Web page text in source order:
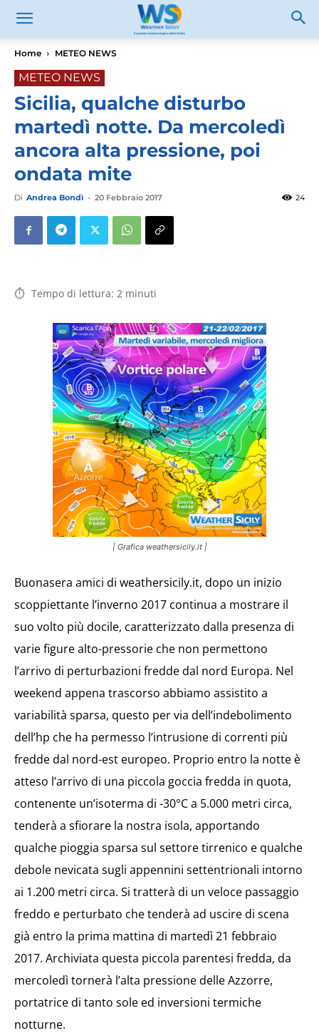
Home METEO NEWS
METEO NEWS
Sicilia, qualche disturbo
martedì notte. Da mercoledì
ancora alta pressione, poi
ondata mite
Di Andrea Bondì - 20 Febbraio 2017 24
Tempo di lettura: 2 minuti
| Grafica weathersicily.it |
Buonasera amici di weathersicily.it, dopo un inizio
scoppiettante l’inverno 2017 continua a mostrare il
suo volto più docile, caratterizzato dalla presenza di
varie figure alto-pressorie che non permettono
l’arrivo di perturbazioni fredde dal nord Europa. Nel
weekend appena trascorso abbiamo assistito a
variabilità sparsa, questo per via dell’indebolimento
dell’hp che ha permesso l’intrusione di correnti più
fredde dal nord-est europeo. Proprio entro la notte è
atteso l’arrivo di una piccola goccia fredda in quota,
contenente un’isoterma di -30°C a 5.000 metri circa,
tenderà a sfiorare la nostra isola, apportando
qualche pioggia sparsa sul settore tirrenico e qualche
debole nevicata sugli appennini settentrionali intorno
ai 1.200 metri circa. Si tratterà di un veloce passaggio
freddo e perturbato che tenderà ad uscire di scena
già entro la prima mattina di martedì 21 febbraio
2017. Archiviata questa piccola parentesi fredda, da
mercoledì tornerà l’alta pressione delle Azzorre,
portatrice di tanto sole ed inversioni termiche
notturne.